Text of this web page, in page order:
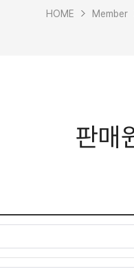
HOME Member
판매